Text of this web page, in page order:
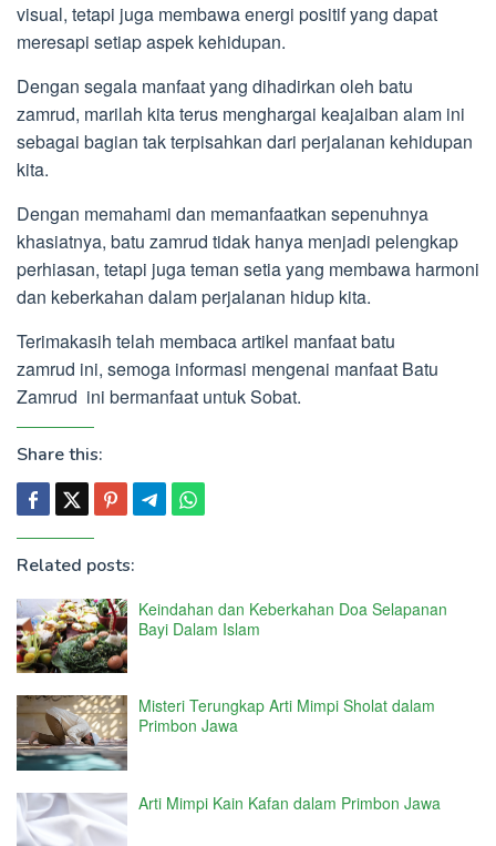
visual, tetapi juga membawa energi positif yang dapat
meresapi setiap aspek kehidupan.
Dengan segala manfaat yang dihadirkan oleh batu
zamrud, marilah kita terus menghargai keajaiban alam ini
sebagai bagian tak terpisahkan dari perjalanan kehidupan
kita.
Dengan memahami dan memanfaatkan sepenuhnya
khasiatnya, batu zamrud tidak hanya menjadi pelengkap
perhiasan, tetapi juga teman setia yang membawa harmoni
dan keberkahan dalam perjalanan hidup kita.
Terimakasih telah membaca artikel manfaat batu
zamrud ini, semoga informasi mengenai manfaat Batu
Zamrud ini bermanfaat untuk Sobat.
Share this:
Related posts:
Keindahan dan Keberkahan Doa Selapanan
Bayi Dalam Islam
Misteri Terungkap Arti Mimpi Sholat dalam
Primbon Jawa
Arti Mimpi Kain Kafan dalam Primbon Jawa